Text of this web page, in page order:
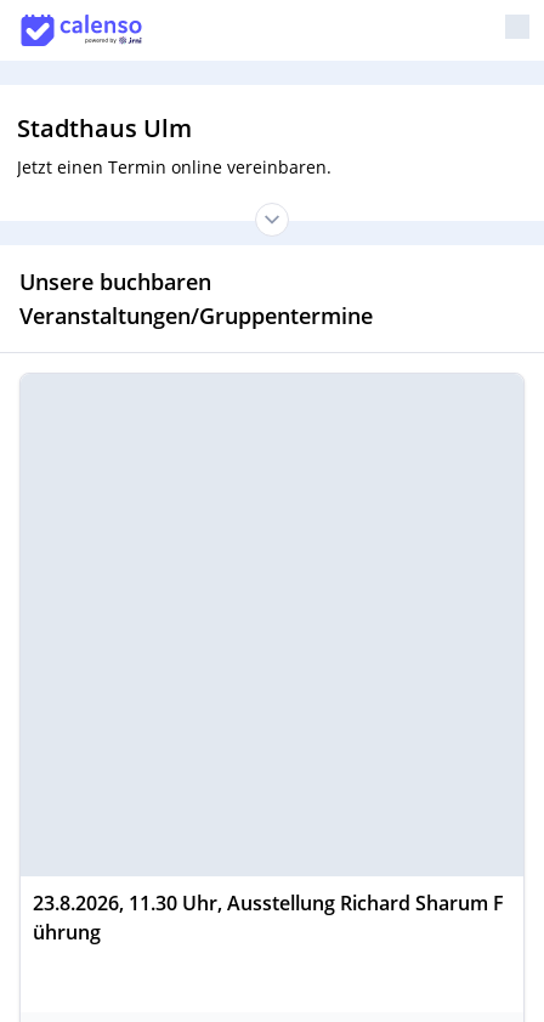
Stadthaus Ulm
Jetzt einen Termin online vereinbaren.
Unsere buchbaren
Veranstaltungen/Gruppentermine
23.8.2026, 11.30 Uhr, Ausstellung Richard Sharum F
ührung